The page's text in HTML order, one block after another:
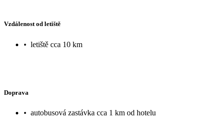
Vzdálenost od letiště
• letiště cca 10 km
Doprava
• autobusová zastávka cca 1 km od hotelu